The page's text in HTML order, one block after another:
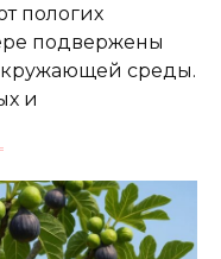
пологих
подвержены
среды.
и